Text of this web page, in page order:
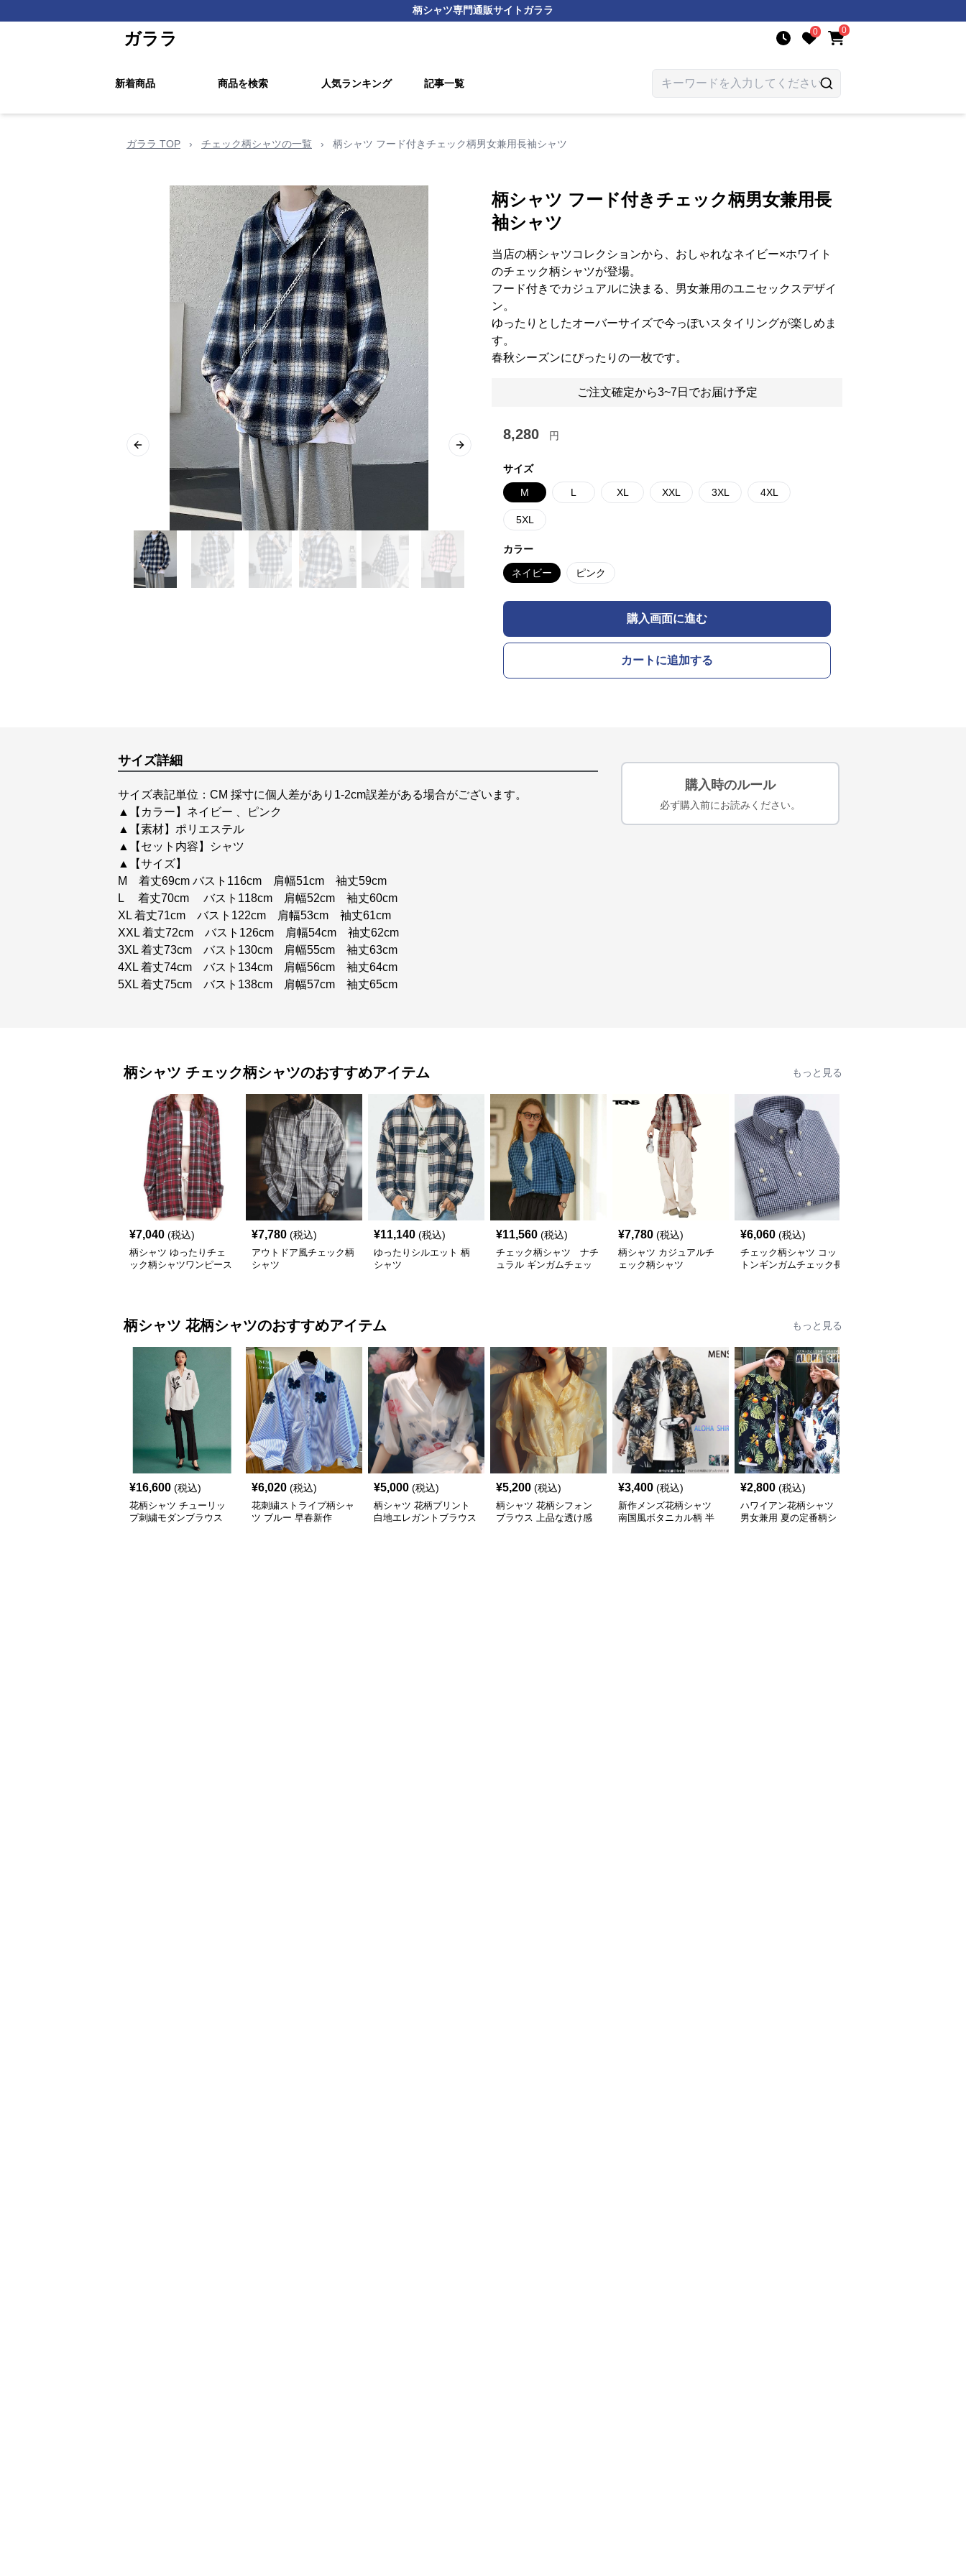
柄シャツ専門通販サイトガララ
ガララ 0 0
新着商品 商品を検索 人気ランキング 記事一覧
ガララ TOP › チェック柄シャツの一覧 › 柄シャツ フード付きチェック柄男女兼用長袖シャツ
Previous slide Next slide
柄シャツ フード付きチェック柄男女兼用長
袖シャツ
当店の柄シャツコレクションから、おしゃれなネイビー×ホワイト
のチェック柄シャツが登場。
フード付きでカジュアルに決まる、男女兼用のユニセックスデザイ
ン。
ゆったりとしたオーバーサイズで今っぽいスタイリングが楽しめま
す。
春秋シーズンにぴったりの一枚です。
ご注文確定から3~7日でお届け予定
8,280 円
サイズ
M L XL XXL 3XL 4XL
5XL
カラー
ネイビー ピンク
購入画面に進む
カートに追加する
サイズ詳細
サイズ表記単位：CM 採寸に個人差があり1-2cm誤差がある場合がございます。
▲【カラー】ネイビー 、ピンク
▲【素材】ポリエステル
▲【セット内容】シャツ
▲【サイズ】
M 着丈69cm バスト116cm 肩幅51cm 袖丈59cm
L 着丈70cm バスト118cm 肩幅52cm 袖丈60cm
XL 着丈71cm バスト122cm 肩幅53cm 袖丈61cm
XXL 着丈72cm バスト126cm 肩幅54cm 袖丈62cm
3XL 着丈73cm バスト130cm 肩幅55cm 袖丈63cm
4XL 着丈74cm バスト134cm 肩幅56cm 袖丈64cm
5XL 着丈75cm バスト138cm 肩幅57cm 袖丈65cm
購入時のルール
必ず購入前にお読みください。
柄シャツ チェック柄シャツのおすすめアイテム もっと見る
¥7,040 (税込)
柄シャツ ゆったりチェ
ック柄シャツワンピース
¥7,780 (税込)
アウトドア風チェック柄
シャツ
¥11,140 (税込)
ゆったりシルエット 柄
シャツ
¥11,560 (税込)
チェック柄シャツ ナチ
ュラル ギンガムチェッ
¥7,780 (税込)
柄シャツ カジュアルチ
ェック柄シャツ
¥6,060 (税込)
チェック柄シャツ コッ
トンギンガムチェック長
柄シャツ 花柄シャツのおすすめアイテム もっと見る
¥16,600 (税込)
花柄シャツ チューリッ
プ刺繍モダンブラウス
¥6,020 (税込)
花刺繍ストライプ柄シャ
ツ ブルー 早春新作
¥5,000 (税込)
柄シャツ 花柄プリント
白地エレガントブラウス
¥5,200 (税込)
柄シャツ 花柄シフォン
ブラウス 上品な透け感
¥3,400 (税込)
新作メンズ花柄シャツ
南国風ボタニカル柄 半
¥2,800 (税込)
ハワイアン花柄シャツ
男女兼用 夏の定番柄シ